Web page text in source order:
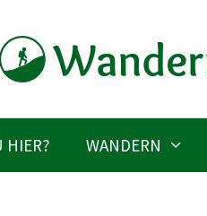
HIER? WANDERN